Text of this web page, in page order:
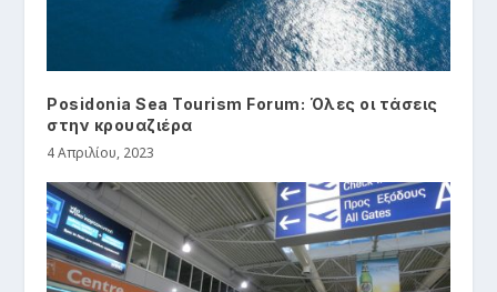
Posidonia Sea Tourism Forum: Όλες οι τάσεις
στην κρουαζιέρα
4 Απριλίου, 2023